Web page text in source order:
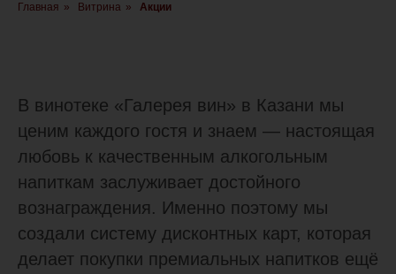
Главная » Витрина » Акции
В винотеке «Галерея вин» в Казани мы
ценим каждого гостя и знаем — настоящая
любовь к качественным алкогольным
напиткам заслуживает достойного
вознаграждения. Именно поэтому мы
создали систему дисконтных карт, которая
делает покупки премиальных напитков ещё